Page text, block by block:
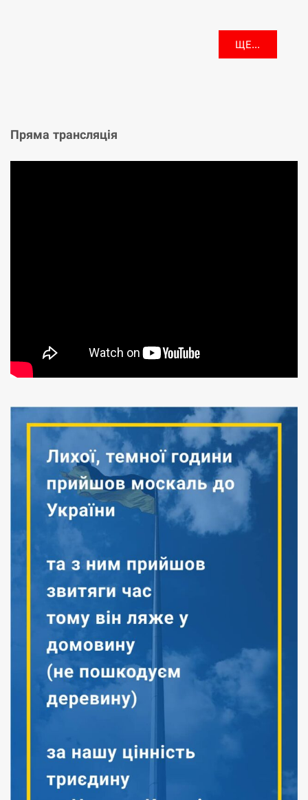
ЩЕ...
Пряма трансляція